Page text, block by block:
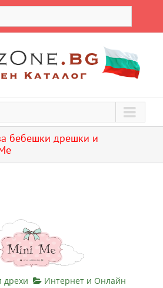
бебешки дрешки и
дрехи
Интернет и Онлайн